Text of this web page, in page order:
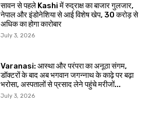
सावन से पहले Kashi में रुद्राक्ष का बाजार गुलजार,
नेपाल और इंडोनेशिया से आई विशेष खेप, 30 करोड़ से
अधिक का होगा कारोबार
July 3, 2026
Varanasi: आस्था और परंपरा का अनूठा संगम,
डॉक्टरों के बाद अब भगवान जगन्नाथ के काढ़े पर बढ़ा
भरोसा, अस्पतालों से प्रसाद लेने पहुंचे मरीजों...
July 3, 2026